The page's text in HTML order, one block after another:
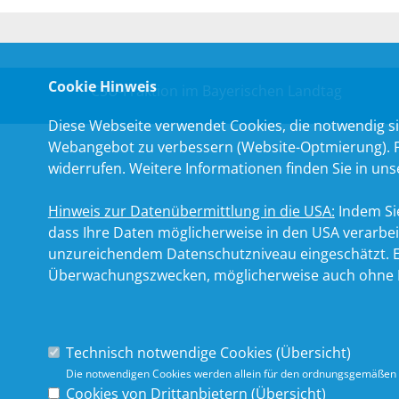
CSU-Fraktion im Bayerischen Landtag
Cookie Hinweis
Diese Webseite verwendet Cookies, die
Webangebot zu verbessern (Website-
widerrufen. Weitere Informationen finden Sie in
Hinweis zur Datenübermittlung in die USA: Indem
dass Ihre Daten möglicherweise in den USA
unzureichendem Datenschutzniveau eingeschätzt.
Überwachungszwecken, möglicherweise auch
Technisch notwendige Cookies (Übersicht)
Die notwendigen Cookies werden allein für den
Cookies von Drittanbietern (Übersicht)